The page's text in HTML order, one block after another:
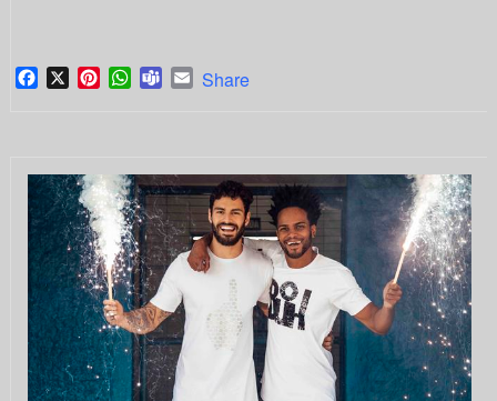
Facebook
X PinterestWhatsApp
TeamsEmail
Share